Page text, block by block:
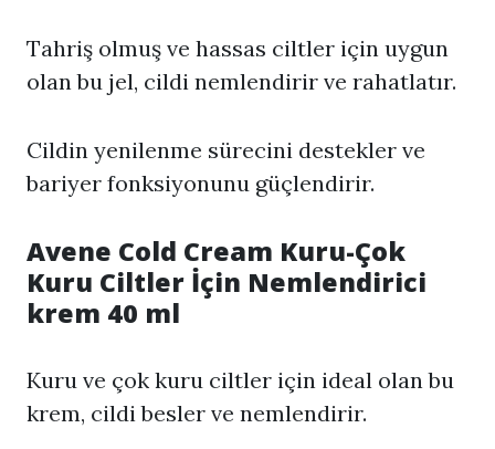
Tahriş olmuş ve hassas ciltler için uygun
olan bu jel, cildi nemlendirir ve rahatlatır.
Cildin yenilenme sürecini destekler ve
bariyer fonksiyonunu güçlendirir.
Avene Cold Cream Kuru-Çok
Kuru Ciltler İçin Nemlendirici
krem 40 ml
Kuru ve çok kuru ciltler için ideal olan bu
krem, cildi besler ve nemlendirir.